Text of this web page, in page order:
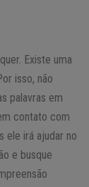
Existe uma
isso, não
palavras em
contato com
ele irá ajudar no
e busque